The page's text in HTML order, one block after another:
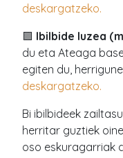
deskargatzeko.
🟪 Ibilbide luzea
du eta Ateaga
egiten du,
deskargatzeko.
Bi ibilbideek
herritar guztiek
oso eskuragarriak